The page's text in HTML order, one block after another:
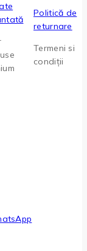
Politică de
returnare
Termeni si
condiții